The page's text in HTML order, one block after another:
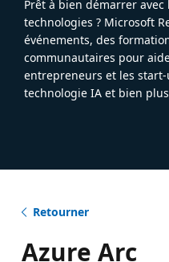
Prêt à bien démarrer avec
technologies ? Microsoft
événements, des
communautaires pour
entrepreneurs et les
technologie IA et bien
Retourner
Azure Arc